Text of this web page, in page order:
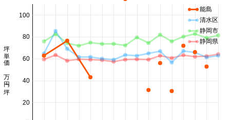
20
40
60
80
100
坪単価 万円/坪
能島
清水区
静岡市
静岡県